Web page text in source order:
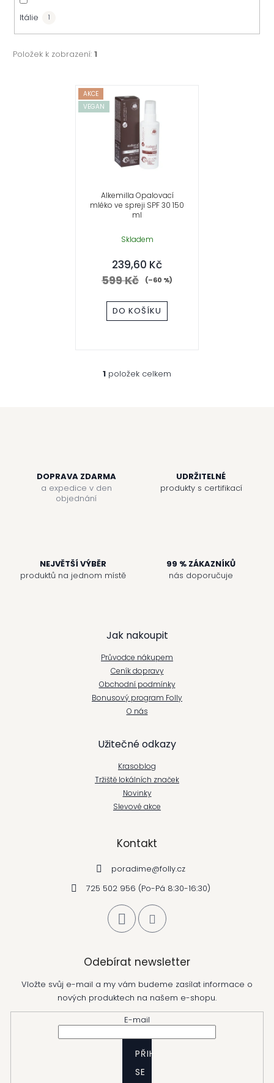
Itálie 1
Položek k zobrazení: 1
AKCE
VEGAN
Alkemilla Opalovací
mléko ve spreji SPF 30 150
ml
Skladem
239,60 Kč
599 Kč (–60 %)
DO KOŠÍKU
O
1 položek celkem
DOPRAVA ZDARMA
a expedice v den
objednání
UDRŽITELNÉ
produkty s certifikací
NEJVĚTŠÍ VÝBĚR
produktů na jednom místě
99 % ZÁKAZNÍKŮ
nás doporučuje
Jak nakoupit
Průvodce nákupem
Ceník dopravy
Obchodní podmínky
Bonusový program Folly
O nás
Užitečné odkazy
Krasoblog
Tržiště lokálních značek
Novinky
Slevové akce
Kontakt
poradime@folly.cz
725 502 956 (Po-Pá 8:30-16:30)
Odebírat newsletter
Vložte svůj e-mail a my vám budeme zasílat informace o
nových produktech na našem e-shopu.
E-mail
PŘIHLÁSIT
SE